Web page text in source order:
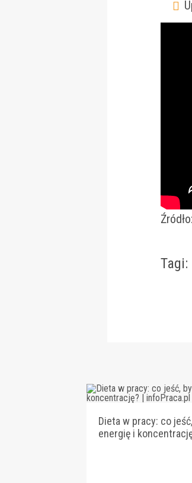
Źródło:
Tagi:
Dieta w pracy: co
energię i